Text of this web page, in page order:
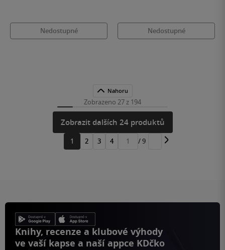
Nedostupné Nedostupné
Nahoru
Zobrazeno 27 z 194
Zobrazit dalších 24 produktů
1 2 3 4
Přejít
/ 9
Knihy, recenze a klubové výhody
ve vaší kapse a naší appce KDčko